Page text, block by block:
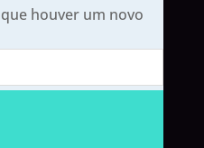
houver um novo